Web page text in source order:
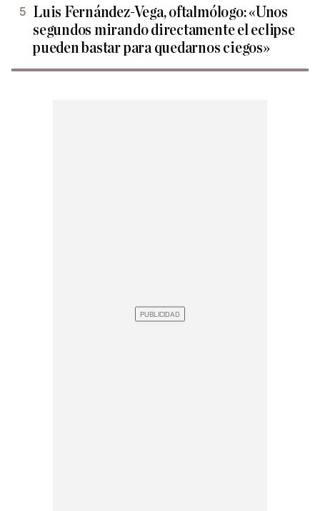
Luis Fernández-Vega, oftalmólogo: «Unos
segundos mirando directamente el eclipse
pueden bastar para quedarnos ciegos»